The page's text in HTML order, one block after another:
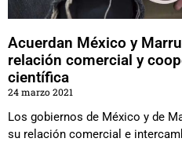
Acuerdan México y
relación comercial y
científica
24 marzo 2021
Los gobiernos de México y de
su relación comercial e